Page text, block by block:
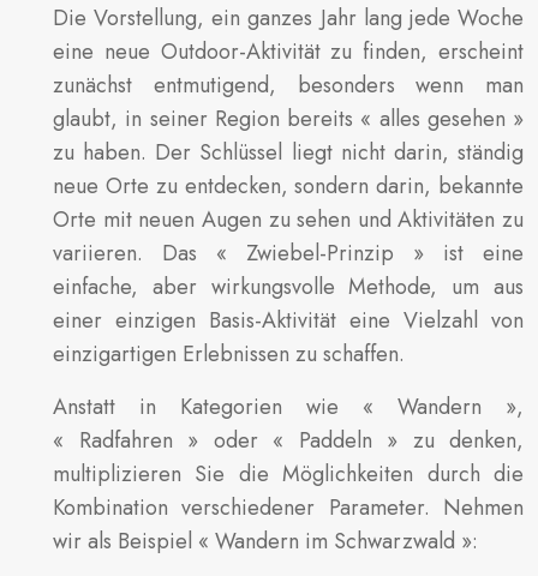
Die Vorstellung, ein ganzes Jahr lang jede Woche
eine neue Outdoor-Aktivität zu finden, erscheint
zunächst entmutigend, besonders wenn man
glaubt, in seiner Region bereits « alles gesehen »
zu haben. Der Schlüssel liegt nicht darin, ständig
neue Orte zu entdecken, sondern darin, bekannte
Orte mit neuen Augen zu sehen und Aktivitäten zu
variieren. Das « Zwiebel-Prinzip » ist eine
einfache, aber wirkungsvolle Methode, um aus
einer einzigen Basis-Aktivität eine Vielzahl von
einzigartigen Erlebnissen zu schaffen.
Anstatt in Kategorien wie « Wandern »,
« Radfahren » oder « Paddeln » zu denken,
multiplizieren Sie die Möglichkeiten durch die
Kombination verschiedener Parameter. Nehmen
wir als Beispiel « Wandern im Schwarzwald »: